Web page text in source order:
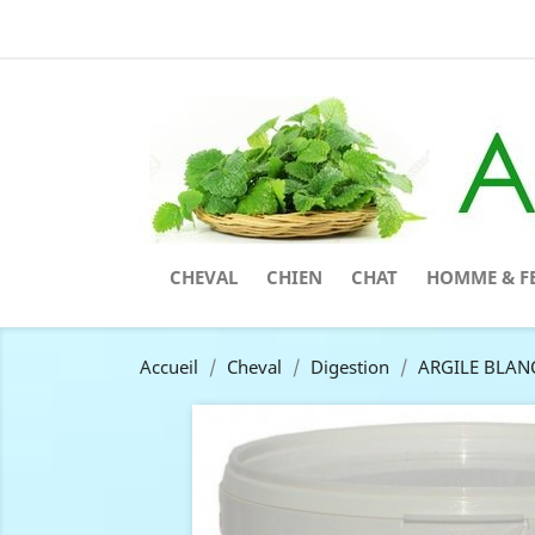
CHEVAL CHIEN CHAT HOMME &
Accueil Cheval Digestion ARGILE